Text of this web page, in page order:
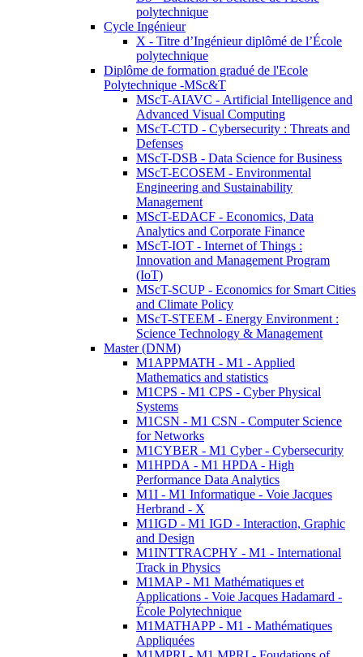
polytechnique
Cycle Ingénieur
X - Titre d’Ingénieur diplômé de l’École
polytechnique
Diplôme de formation gradué de l'Ecole
Polytechnique -MSc&T
MScT-AIAVC - Artificial Intelligence and
Advanced Visual Computing
MScT-CTD - Cybersecurity : Threats and
Defenses
MScT-DSB - Data Science for Business
MScT-ECOSEM - Environmental
Engineering and Sustainability
Management
MScT-EDACF - Economics, Data
Analytics and Corporate Finance
MScT-IOT - Internet of Things :
Innovation and Management Program
(IoT)
MScT-SCUP - Economics for Smart Cities
and Climate Policy
MScT-STEEM - Energy Environment :
Science Technology & Management
Master (DNM)
M1APPMATH - M1 - Applied
Mathematics and statistics
M1CPS - M1 CPS - Cyber Physical
Systems
M1CSN - M1 CSN - Computer Science
for Networks
M1CYBER - M1 Cyber - Cybersecurity
M1HPDA - M1 HPDA - High
Performance Data Analytics
M1I - M1 Informatique - Voie Jacques
Herbrand - X
M1IGD - M1 IGD - Interaction, Graphic
and Design
M1INTTRACPHY - M1 - International
Track in Physics
M1MAP - M1 Mathématiques et
Applications - Voie Jacques Hadamard -
École Polytechnique
M1MATHAPP - M1 - Mathématiques
Appliquées